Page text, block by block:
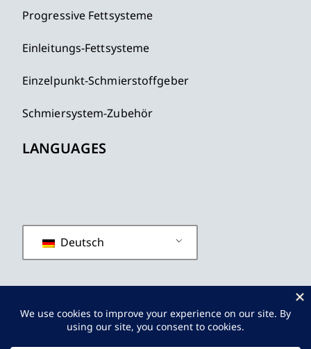
Progressive Fettsysteme
Einleitungs-Fettsysteme
Einzelpunkt-Schmierstoffgeber
Schmiersystem-Zubehör
LANGUAGES
Deutsch
Datenschutzrichtlinie
Allgemeine Geschäftsbedingungen
Sitemap